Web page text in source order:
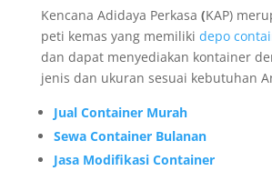
Kencana Adidaya Perkasa (KAP)
peti kemas yang memiliki depo
dan dapat menyediakan kontainer
jenis dan ukuran sesuai kebutuhan
Jual Container Murah
Sewa Container Bulanan
Jasa Modifikasi Container